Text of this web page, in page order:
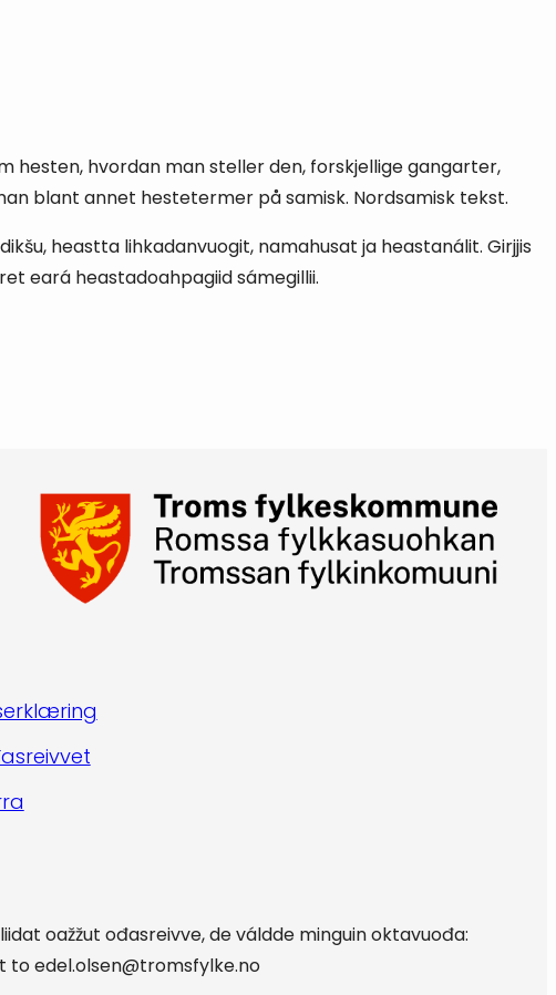
hesten, hvordan man steller den, forskjellige gangarter,
blant annet hestetermer på samisk. Nordsamisk tekst.
heastta lihkadanvuogit, namahusat ja heastanálit. Girjjis
eará heastadoahpagiid sámegillii.
oažžut ođasreivve, de váldde minguin oktavuođa:
to edel.olsen@tromsfylke.no